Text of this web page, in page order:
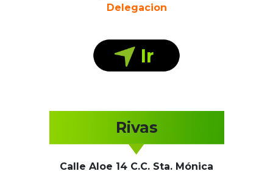
Delegacion
Rivas
Calle Aloe 14 C.C. Sta. Mónica